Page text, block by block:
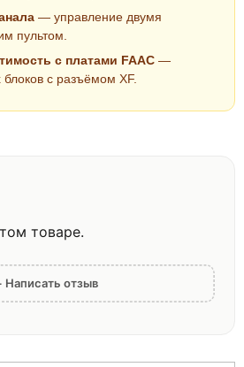
— управление двумя
пультом.
с платами FAAC —
блоков с разъёмом XF.
товаре.
Написать отзыв